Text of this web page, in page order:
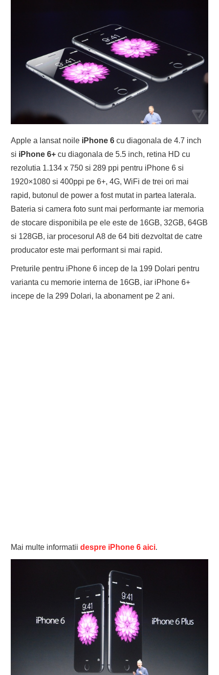
Apple a lansat noile iPhone 6 cu diagonala de 4.7 inch
si iPhone 6+ cu diagonala de 5.5 inch, retina HD cu
rezolutia 1.134 x 750 si 289 ppi pentru iPhone 6 si
1920×1080 si 400ppi pe 6+, 4G, WiFi de trei ori mai
rapid, butonul de power a fost mutat in partea laterala.
Bateria si camera foto sunt mai performante iar memoria
de stocare disponibila pe ele este de 16GB, 32GB, 64GB
si 128GB, iar procesorul A8 de 64 biti dezvoltat de catre
producator este mai performant si mai rapid.
Preturile pentru iPhone 6 incep de la 199 Dolari pentru
varianta cu memorie interna de 16GB, iar iPhone 6+
incepe de la 299 Dolari, la abonament pe 2 ani.
Mai multe informatiidespre iPhone 6 aici.